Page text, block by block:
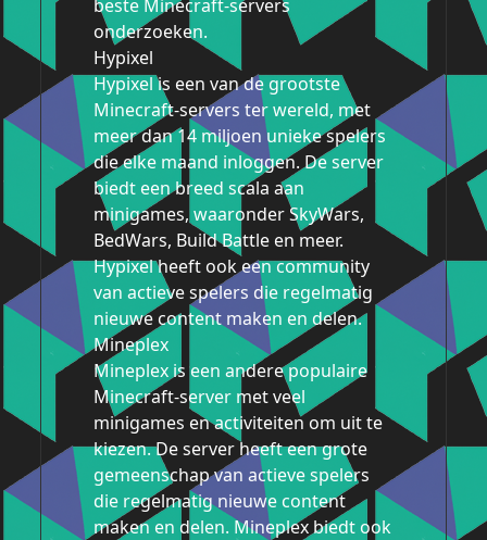
beste Minecraft-servers
onderzoeken.
Hypixel
Hypixel is een van de grootste
Minecraft-servers ter wereld, met
meer dan 14 miljoen unieke spelers
die elke maand inloggen. De server
biedt een breed scala aan
minigames, waaronder SkyWars,
BedWars, Build Battle en meer.
Hypixel heeft ook een community
van actieve spelers die regelmatig
nieuwe content maken en delen.
Mineplex
Mineplex is een andere populaire
Minecraft-server met veel
minigames en activiteiten om uit te
kiezen. De server heeft een grote
gemeenschap van actieve spelers
die regelmatig nieuwe content
maken en delen. Mineplex biedt ook